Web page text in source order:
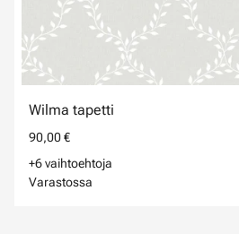
Wilma tapetti
90,00 €
+6 vaihtoehtoja
Varastossa